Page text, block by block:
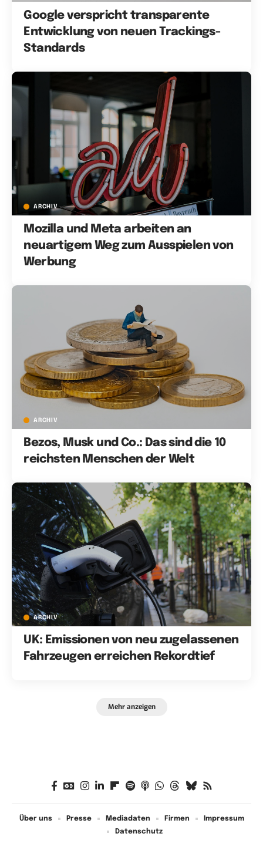
Google verspricht transparente
Entwicklung von neuen Trackings-
Standards
ARCHIV
Mozilla und Meta arbeiten an
neuartigem Weg zum Ausspielen von
Werbung
ARCHIV
Bezos, Musk und Co.: Das sind die 10
reichsten Menschen der Welt
ARCHIV
UK: Emissionen von neu zugelassenen
Fahrzeugen erreichen Rekordtief
Mehr anzeigen
Über uns Presse Mediadaten Firmen
Impressum
Datenschutz